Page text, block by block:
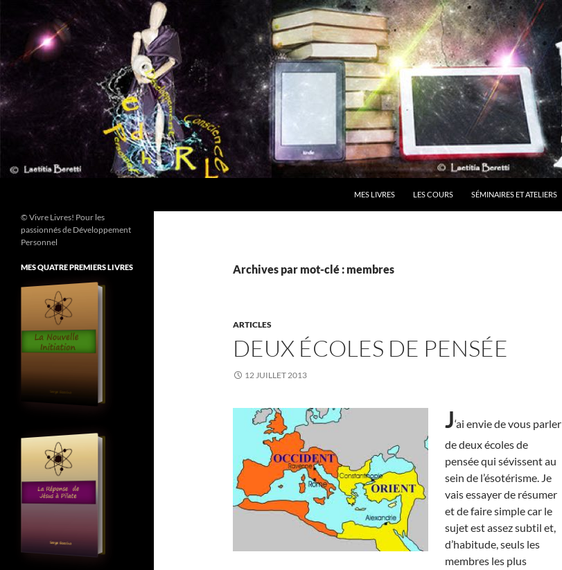
contenu
MES LIVRES LES COURS SÉMINAIRES ET ATELIERS
Archives par mot-clé : membres
ARTICLES
DEUX ÉCOLES DE PENSÉE
12 JUILLET 2013
J‘ai envie de vous parler
de deux écoles de
pensée qui sévissent au
sein de l’ésotérisme. Je
vais essayer de résumer
et de faire simple car le
sujet est assez subtil et,
d’habitude, seuls les
membres les plus
© Vivre Livres! Pour les
passionnés de Développement
Personnel
MES QUATRE PREMIERS LIVRES